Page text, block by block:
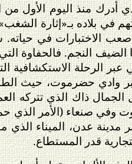
أدرك منذ اليوم الأول
في بلاده بـ«إثارة
الاختبارات في حياته.
الضيف النجم. فالحفاوة
عبر الرحلة الاستكشافية
حضرموت، حيث
ذاك الذي تتركه
وفي صنعاء (الأمر الذي
مدينة عدن، الميناء
قدر المستطاع.